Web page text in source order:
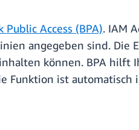
Public Access (BPA). IAM
angegeben sind. Die
können. BPA hilft
Funktion ist automatisch